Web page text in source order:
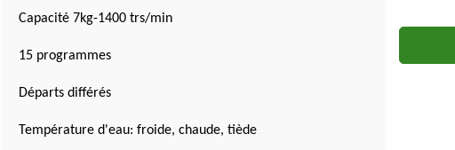
Capacité 7kg-1400 trs/min
15 programmes
Départs différés
Température d'eau: froide, chaude, tiède